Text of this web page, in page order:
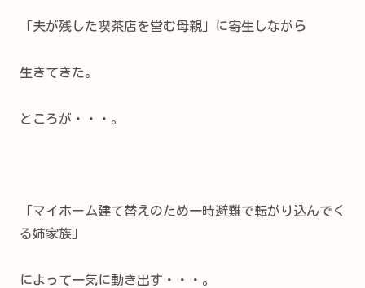
「夫が残した喫茶店を営む母親」 に寄生しながら
生きてきた。
ところが・・・。
「マイホーム建て替えのため一時避難で転がり込んでく
る姉家族」
によって一気に動き出す・・・。